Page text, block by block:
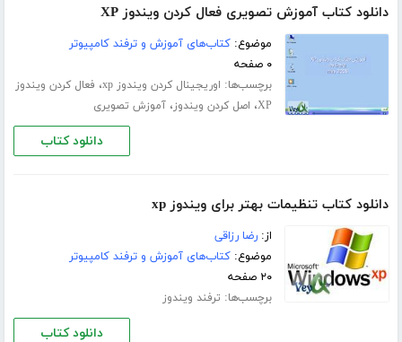
دانلود کتاب آموزش تصویری فعال کردن ویندوز XP
موضوع:کتاب‌های آموزش و ترفند کامپیوتر
۰ صفحه
برچسب‌ها: اوریجینال کردن ویندوز xp ، فعال کردن ویندوز
XP، اصل کردن ویندوز،آموزش تصویری
دانلود کتاب
دانلود کتاب تنظیمات بهتر برای ویندوز xp
از:رضا رزاقی
موضوع:کتاب‌های آموزش و ترفند کامپیوتر
۲۰ صفحه
برچسب‌ها: ترفند ویندوز
دانلود کتاب